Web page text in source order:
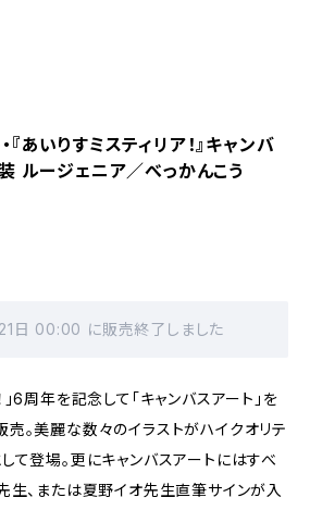
あいりすミスティリア！』キャンバ
ルージェニア／べっかんこう
日 00:00 に販売終了しました
」6周年を記念して「キャンバスアート」を
売。美麗な数々のイラストがハイクオリテ
て登場。更にキャンバスアートにはすべ
生、または夏野イオ先生直筆サインが入